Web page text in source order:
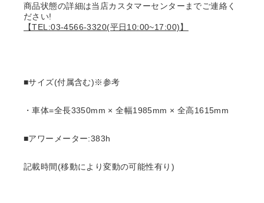
商品状態の詳細は当店カスタマーセンターまでご連絡く
ださい!
【TEL:03-4566-3320(平日10:00~17:00)】
■サイズ(付属含む)※参考
・車体=全長3350mm × 全幅1985mm × 全高1615mm
■アワーメーター:383h
記載時間(移動により変動の可能性有り)